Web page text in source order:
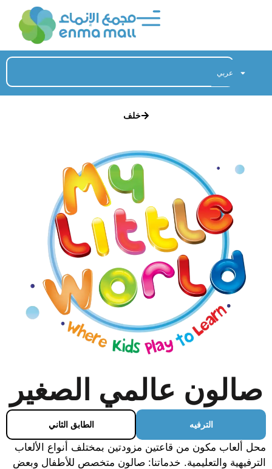
عربي
خلف
صالون عالمي الصغير
الطابق الثاني الترفيه
محل ألعاب مكون من قاعتين مزودتين بمختلف أنواع الألعاب
الترفيهية والتعليمية. خدماتنا: صالون متخصص للأطفال وبعض